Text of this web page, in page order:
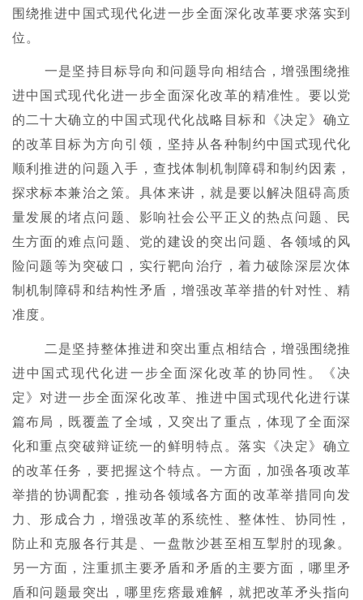
围绕推进中国式现代化进一步全面深化改革要求落实到
位。
一是坚持目标导向和问题导向相结合，增强围绕推
进中国式现代化进一步全面深化改革的精准性。要以党
的二十大确立的中国式现代化战略目标和《决定》确立
的改革目标为方向引领，坚持从各种制约中国式现代化
顺利推进的问题入手，查找体制机制障碍和制约因素，
探求标本兼治之策。具体来讲，就是要以解决阻碍高质
量发展的堵点问题、影响社会公平正义的热点问题、民
生方面的难点问题、党的建设的突出问题、各领域的风
险问题等为突破口，实行靶向治疗，着力破除深层次体
制机制障碍和结构性矛盾，增强改革举措的针对性、精
准度。
二是坚持整体推进和突出重点相结合，增强围绕推
进中国式现代化进一步全面深化改革的协同性。《决
定》对进一步全面深化改革、推进中国式现代化进行谋
篇布局，既覆盖了全域，又突出了重点，体现了全面深
化和重点突破辩证统一的鲜明特点。落实《决定》确立
的改革任务，要把握这个特点。一方面，加强各项改革
举措的协调配套，推动各领域各方面的改革举措同向发
力、形成合力，增强改革的系统性、整体性、协同性，
防止和克服各行其是、一盘散沙甚至相互掣肘的现象。
另一方面，注重抓主要矛盾和矛盾的主要方面，哪里矛
盾和问题最突出，哪里疙瘩最难解，就把改革矛头指向